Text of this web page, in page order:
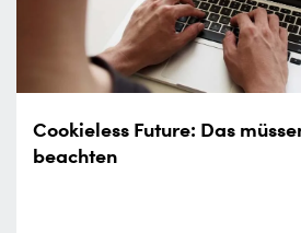
Cookieless Future: Das
beachten